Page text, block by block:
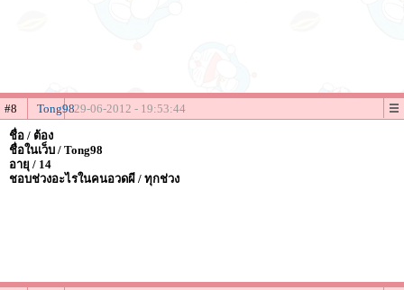
#8 Tong9829-06-2012 - 19:53:44
ชื่อ / ต้อง
ชื่อในเว็บ / Tong98
อายุ / 14
ชอบช่วงอะไรในคนอวดผี / ทุกช่วง